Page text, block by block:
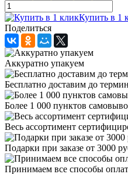
Купить в 1
Поделиться
Аккуратно упакуем
Бесплатно доставим до
Более 1 000 пунктов
Весь ассортимент
Подарки при заказе от 3000
Принимаем все способы